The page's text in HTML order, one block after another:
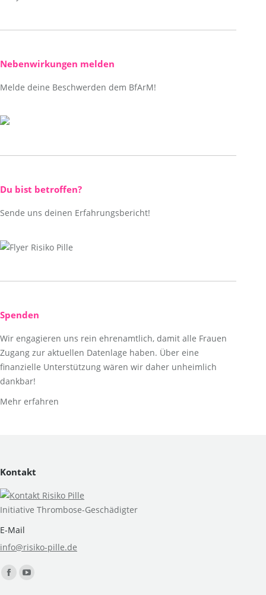
Nebenwirkungen melden
Melde deine Beschwerden dem BfArM!
Du bist betroffen?
Sende uns deinen Erfahrungsbericht!
Spenden
Wir engagieren uns rein ehrenamtlich, damit alle Frauen
Zugang zur aktuellen Datenlage haben. Über eine
finanzielle Unterstützung wären wir daher unheimlich
dankbar!
Mehr erfahren
Kontakt
Initiative Thrombose-Geschädigter
E-Mail
info@risiko-pille.de
Finden Sie uns auf:
FacebookYouTube